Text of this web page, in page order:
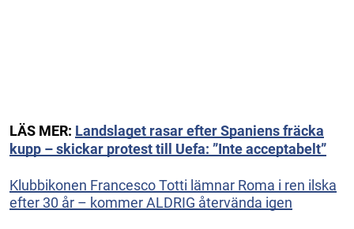
LÄS MER: Landslaget rasar efter Spaniens fräcka
kupp – skickar protest till Uefa: ”Inte acceptabelt”
Klubbikonen Francesco Totti lämnar Roma i ren ilska
efter 30 år – kommer ALDRIG återvända igen